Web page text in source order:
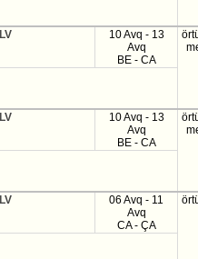
LV
10 Avq - 13
Avq
BE - CA
LV
10 Avq - 13
Avq
BE - CA
LV
06 Avq - 11
Avq
CA - ÇA